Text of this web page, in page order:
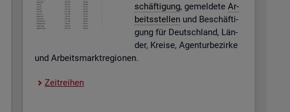
schäf­ti­gung, ge­mel­de­teAr­
beits­stel­len und Be­schäf­ti­
gung für Deutsch­land, Län­
der, Krei­se, Agen­tur­be­zir­ke
und Ar­beits­markt­re­gio­nen.
Zeit­rei­hen